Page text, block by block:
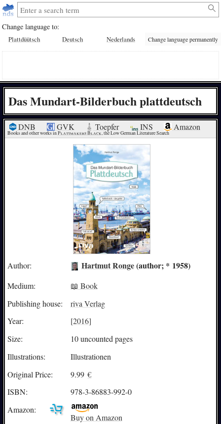
Change language to:
Plattdüütsch Deutsch Nederlands Change language permanently
Das Mundart-Bilderbuch plattdeutsch
DNB GVK Toepfer INS Amazon
Books and other works in Plattmakers Black, the Low German Literature Search
Author: Hartmut Ronge(author; * 1958)
Medium:
📖 Book
Publishing house:
riva Verlag
Year:
[2016]
Size:
10 uncounted pages
Illustrations:
Illustrationen
Original Price:
9.99 €
ISBN:
978-3-86883-992-0
Amazon:
Buy on Amazon